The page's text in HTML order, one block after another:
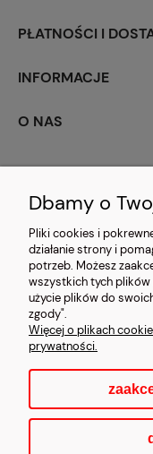
PŁATNOŚCI I
INFORMACJE
O NAS
CARMANI.PL| 03-203
Dbamy o
Pliki cookies i
działanie strony i
potrzeb. Możesz
wszystkich tych
użycie plików do
zgody".
Więcej o plikach
prywatności.